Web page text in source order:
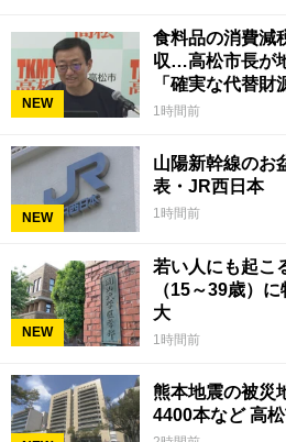
NEW
食料品の消費減
収…高松市長が
「確実な代替財
1時間前
NEW
山陽新幹線のお
表・JR西日本
1時間前
NEW
若い人にも起
（15～39歳）
大
1時間前
熊本地震の被災
4400本など 高